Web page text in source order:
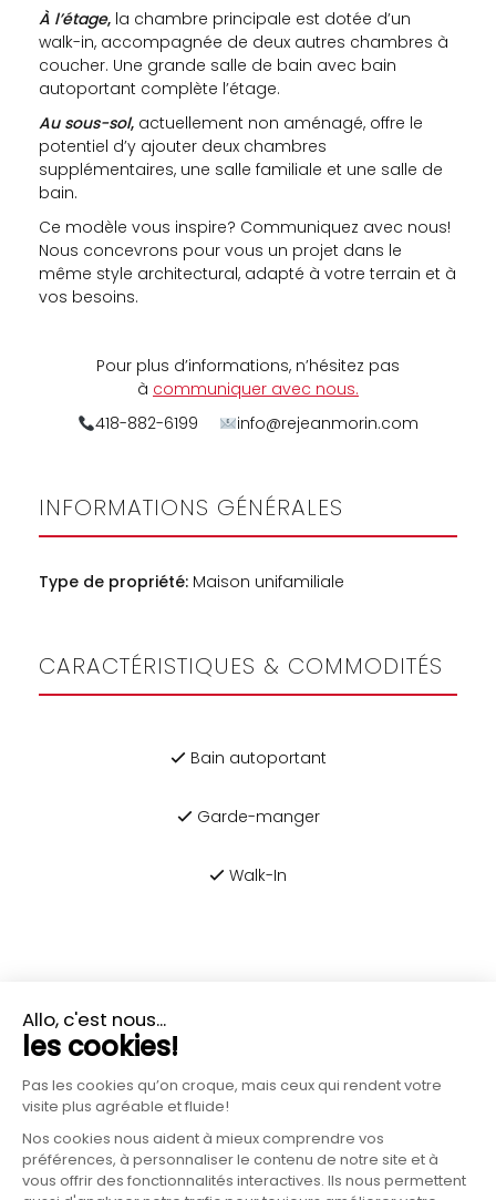
À l’étage, la chambre principale est dotée d’un
walk-in, accompagnée de deux autres chambres à
coucher. Une grande salle de bain avec bain
autoportant complète l’étage.
Au sous-sol, actuellement non aménagé, offre le
potentiel d’y ajouter deux chambres
supplémentaires, une salle familiale et une salle de
bain.
Ce modèle vous inspire? Communiquez avec nous!
Nous concevrons pour vous un projet dans le
même style architectural, adapté à votre terrain et à
vos besoins.
Pour plus d’informations, n’hésitez pas
à communiquer avec nous.
418-882-6199
info@rejeanmorin.com
INFORMATIONS GÉNÉRALES
Type de propriété: Maison unifamiliale
CARACTÉRISTIQUES & COMMODITÉS
Bain autoportant
Garde-manger
Walk-In
PLUS D'INFORMATIONS?